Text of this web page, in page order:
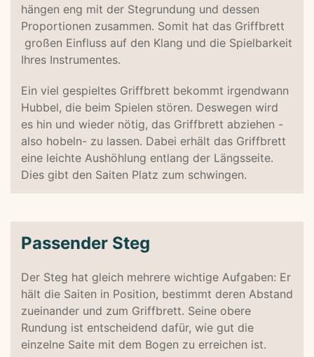
hängen eng mit der Stegrundung und dessen
Proportionen zusammen. Somit hat das Griffbrett
großen Einfluss auf den Klang und die Spielbarkeit
Ihres Instrumentes.
Ein viel gespieltes Griffbrett bekommt irgendwann
Hubbel, die beim Spielen stören. Deswegen wird
es hin und wieder nötig, das Griffbrett abziehen -
also hobeln- zu lassen. Dabei erhält das Griffbrett
eine leichte Aushöhlung entlang der Längsseite.
Dies gibt den Saiten Platz zum schwingen.
Passender Steg
Der Steg hat gleich mehrere wichtige Aufgaben: Er
hält die Saiten in Position, bestimmt deren Abstand
zueinander und zum Griffbrett. Seine obere
Rundung ist entscheidend dafür, wie gut die
einzelne Saite mit dem Bogen zu erreichen ist.